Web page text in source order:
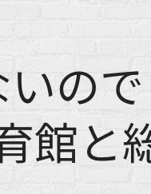
の
館と